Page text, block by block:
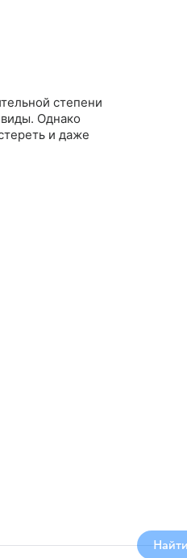
степени
виды. Однако
и даже
Найти